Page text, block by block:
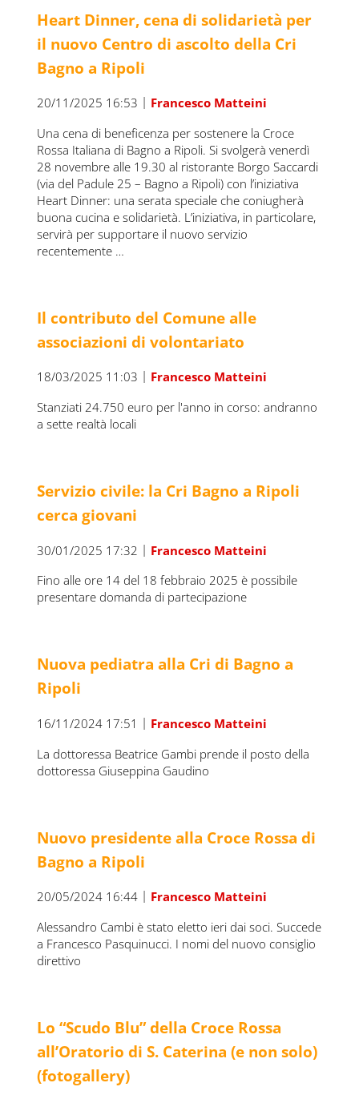
Heart Dinner, cena di solidarietà per
il nuovo Centro di ascolto della Cri
Bagno a Ripoli
20/11/2025 16:53 | Francesco Matteini
Una cena di beneficenza per sostenere la Croce
Rossa Italiana di Bagno a Ripoli. Si svolgerà venerdì
28 novembre alle 19.30 al ristorante Borgo Saccardi
(via del Padule 25 – Bagno a Ripoli) con l’iniziativa
Heart Dinner: una serata speciale che coniugherà
buona cucina e solidarietà. L’iniziativa, in particolare,
servirà per supportare il nuovo servizio
recentemente …
Il contributo del Comune alle
associazioni di volontariato
18/03/2025 11:03 | Francesco Matteini
Stanziati 24.750 euro per l'anno in corso: andranno
a sette realtà locali
Servizio civile: la Cri Bagno a Ripoli
cerca giovani
30/01/2025 17:32 | Francesco Matteini
Fino alle ore 14 del 18 febbraio 2025 è possibile
presentare domanda di partecipazione
Nuova pediatra alla Cri di Bagno a
Ripoli
16/11/2024 17:51 | Francesco Matteini
La dottoressa Beatrice Gambi prende il posto della
dottoressa Giuseppina Gaudino
Nuovo presidente alla Croce Rossa di
Bagno a Ripoli
20/05/2024 16:44 | Francesco Matteini
Alessandro Cambi è stato eletto ieri dai soci. Succede
a Francesco Pasquinucci. I nomi del nuovo consiglio
direttivo
Lo “Scudo Blu” della Croce Rossa
all’Oratorio di S. Caterina (e non solo)
(fotogallery)